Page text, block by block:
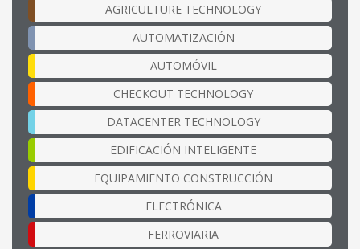
AGRICULTURE TECHNOLOGY
AUTOMATIZACIÓN
AUTOMÓVIL
CHECKOUT TECHNOLOGY
DATACENTER TECHNOLOGY
EDIFICACIÓN INTELIGENTE
EQUIPAMIENTO CONSTRUCCIÓN
ELECTRÓNICA
FERROVIARIA